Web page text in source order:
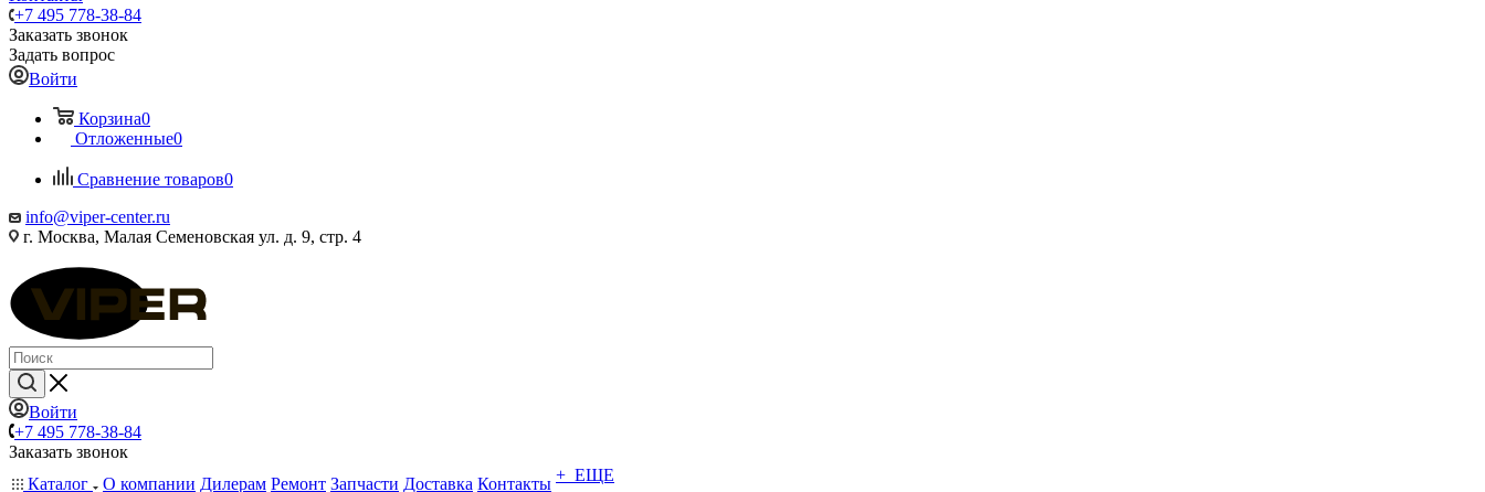
+7 495 778-38-84
Заказать звонок
Задать вопрос
Войти
Корзина0
Отложенные0
Сравнение товаров0
info@viper-center.ru
г. Москва, Малая Семеновская ул. д. 9, стр. 4
Войти
+7 495 778-38-84
Заказать звонок
Каталог
О компании Дилерам Ремонт Запчасти Доставка Контакты + ЕЩЕ